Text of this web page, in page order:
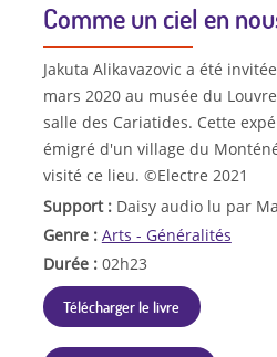
Comme un ciel en
Jakuta Alikavazovic a été
mars 2020 au musée du
salle des Cariatides. Cette
émigré d'un village du
visité ce lieu. ©Electre 2021
Support : Daisy audio lu par
Genre : Arts - Généralités
Durée : 02h23
Télécharger le livre